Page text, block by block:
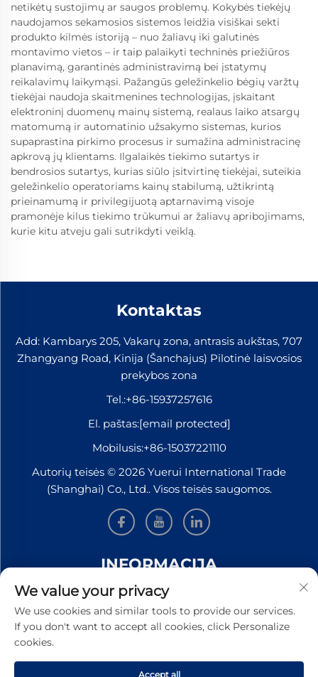
netikėtų sustojimų ar saugos problemų. Kokybės tiekėjų
naudojamos sekamosios sistemos leidžia visiškai sekti
produkto kilmės istoriją – nuo žaliavų iki galutinės
montavimo vietos – ir taip palaikyti techninės priežiūros
planavimą, garantinės administravimą bei įstatymų
reikalavimų laikymąsi. Pažangūs geležinkelio bėgių varžtų
tiekėjai naudoja skaitmenines technologijas, įskaitant
elektroninį duomenų mainų sistemą, realaus laiko atsargų
matomumą ir automatinio užsakymo sistemas, kurios
supaprastina pirkimo procesus ir sumažina administracinę
apkrovą jų klientams. Ilgalaikės tiekimo sutartys ir
bendrosios sutartys, kurias siūlo įsitvirtinę tiekėjai, suteikia
geležinkelio operatoriams kainų stabilumą, užtikrintą
prieinamumą ir privilegijuotą aptarnavimą visoje
pramonėje kilus tiekimo trūkumui ar žaliavų apribojimams,
kurie kitu atveju gali sutrikdyti veiklą.
Kontaktas
Add: Kambarys 205, Vakarų zona, antrasis aukštas, 707
Zhangyang Road, Kinija (Šanchajus) Pilotinė laisvosios
prekybos zona
Tel.:+86-15937257616
El. paštas:[email protected]
Mobilusis:+86-15037221110
Autorių teisės © 2026 Yuerui International Trade
(Shanghai) Co., Ltd.. Visos teisės saugomos.
INFORMACIJA
Užsiregistruokite, kad gautumėte mūsų savaitinį
naujienlaiškį
We value your privacy
We use cookies and similar tools to provide our services.
If you don't want to accept all cookies, click Personalize
cookies.
Accept all